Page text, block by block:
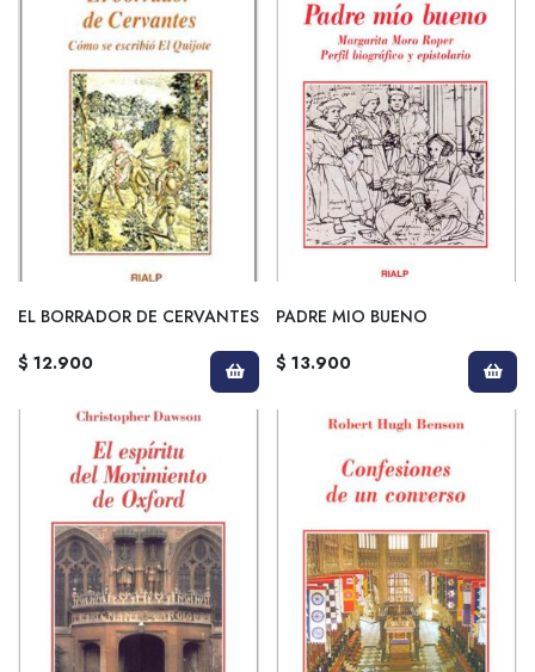
EL BORRADOR DE CERVANTES
$ 12.900
PADRE MIO BUENO
$ 13.900